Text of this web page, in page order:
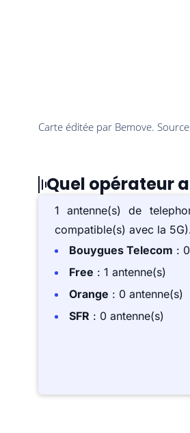
Quel opérateur
1 antenne(s) de
compatible(s) avec la
Bouygues Telecom :
Free : 1 antenne(s)
Orange : 0 antenne(s)
SFR : 0 antenne(s)